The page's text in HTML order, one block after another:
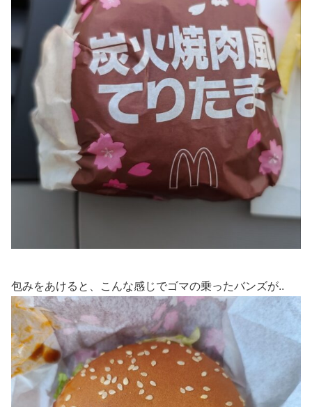
包みをあけると、こんな感じでゴマの乗ったバンズが..